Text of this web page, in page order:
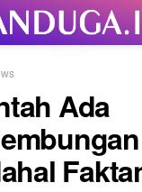
Ada